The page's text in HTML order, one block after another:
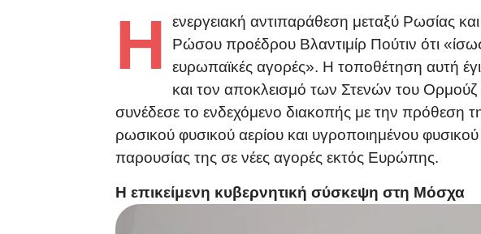
Η
ενεργειακή αντιπαράθεση μεταξύ Ρωσίας
Ρώσου προέδρου Βλαντιμίρ Πούτιν ότι
ευρωπαϊκές αγορές». Η τοποθέτηση αυτή
και τον αποκλεισμό των Στενών του Ορμούζ
συνέδεσε το ενδεχόμενο διακοπής με την πρόθεση
ρωσικού φυσικού αερίου και υγροποιημένου
παρουσίας της σε νέες αγορές εκτός Ευρώπης.
Η επικείμενη κυβερνητική σύσκεψη στη Μόσχα